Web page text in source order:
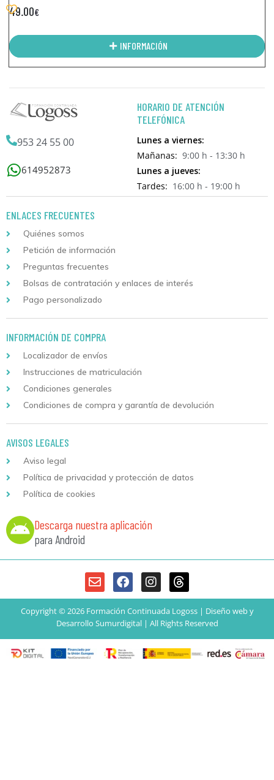
49.00€
INFORMACIÓN
953 24 55 00
614952873
HORARIO DE ATENCIÓN
TELEFÓNICA
Lunes a viernes:
Mañanas: 9:00 h - 13:30 h
Lunes a jueves:
Tardes: 16:00 h - 19:00 h
ENLACES FRECUENTES
Quiénes somos
Petición de información
Preguntas frecuentes
Bolsas de contratación y enlaces de interés
Pago personalizado
INFORMACIÓN DE COMPRA
Localizador de envíos
Instrucciones de matriculación
Condiciones generales
Condiciones de compra y garantía de devolución
AVISOS LEGALES
Aviso legal
Política de privacidad y protección de datos
Política de cookies
Descarga nuestra aplicación
para Android
Copyright © 2026 Formación Continuada Logoss | Diseño weby
Desarrollo Sumurdigital | All Rights Reserved